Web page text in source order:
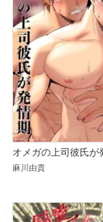
オメガの上司彼氏が
麻川由貴